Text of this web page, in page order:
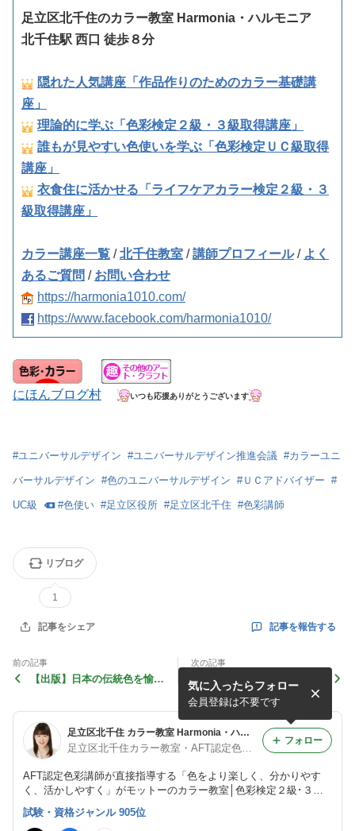
足立区北千住のカラー教室 Harmonia・ハルモニア
北千住駅 西口 徒歩８分
隠れた人気講座「作品作りのためのカラー基礎講
座」
理論的に学ぶ「色彩検定２級・３級取得講座」
誰もが見やすい色使いを学ぶ「色彩検定ＵＣ級取得
講座」
衣食住に活かせる「ライフケアカラー検定２級・３
級取得講座」
カラー講座一覧 /北千住教室 /講師プロフィール/ よく
あるご質問 / お問い合わせ
https://harmonia1010.com/
https://www.facebook.com/harmonia1010/
にほんブログ村 いつも応援ありがとうございます
#ユニバーサルデザイン #ユニバーサルデザイン推進会議 #カラーユニ
バーサルデザイン #色のユニバーサルデザイン #ＵＣアドバイザー #
UC級 #色使い #足立区役所 #足立区北千住 #色彩講師
リブログ
1
記事をシェア 記事を報告する
前の記事
【出版】日本の伝統色を愉し
次の記事
色彩検定ＵＣ級 練習問題集/
検定まで一か月を切りました
足立区北千住 カラー教室 Harmonia・ハルモニア
AFT認定色彩講師が直接指導する「色をより楽しく、分かりやす
く、活かしやすく」がモットーのカラー教室│色彩検定２級･３級･
ＵＣ級オンライン講座│色彩検定直前対策オンライン講座│作品作
りのためのカラー基礎講座│講演･執筆･監修│足立区北千住 北千住
気に入ったらフォロー
会員登録は不要です
フォロー
試験・資格ジャンル 905位